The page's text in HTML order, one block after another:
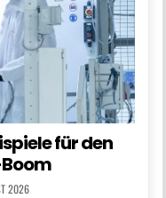
für den
2026